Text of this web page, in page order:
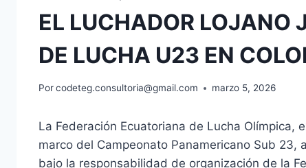
EL LUCHADOR LOJANO
DE LUCHA U23 EN
Porcodeteg.consultoria@gmail.com marzo 5, 2026
La Federación Ecuatoriana de Lucha Olímpica,
marco del Campeonato Panamericano Sub
bajo la responsabilidad de organización de la